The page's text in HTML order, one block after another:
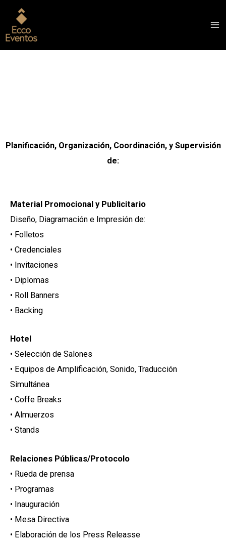
contenido
Planificación, Organización, Coordinación, y Supervisión
de:
Material Promocional y Publicitario
Diseño, Diagramación e Impresión de:
• Folletos
• Credenciales
• Invitaciones
• Diplomas
• Roll Banners
• Backing
Hotel
• Selección de Salones
• Equipos de Amplificación, Sonido, Traducción
Simultánea
• Coffe Breaks
• Almuerzos
• Stands
Relaciones Públicas/Protocolo
• Rueda de prensa
• Programas
• Inauguración
• Mesa Directiva
• Elaboración de los Press Releasse